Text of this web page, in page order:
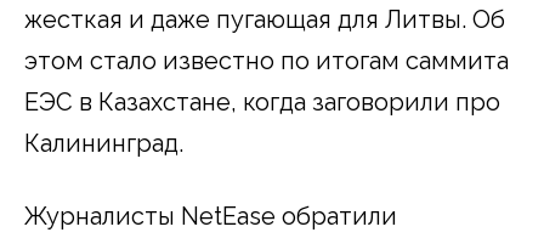
жесткая и даже пугающая для Литвы. Об
этом стало известно по итогам саммита
ЕЭС в Казахстане, когда заговорили про
Калининград.
Журналисты NetEase обратили